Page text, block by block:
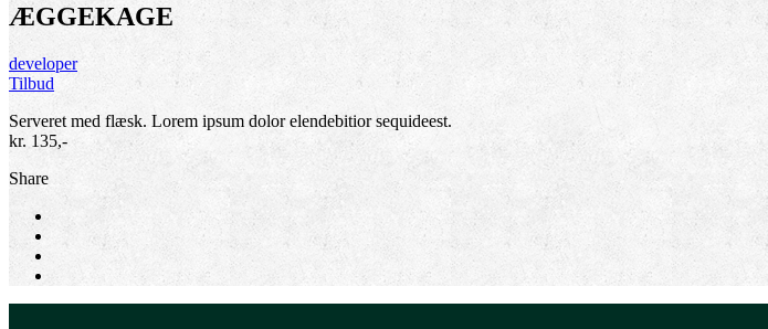
ÆGGEKAGE
developer
Tilbud
Serveret med flæsk. Lorem ipsum dolor elendebitior sequideest.
kr. 135,-
Share